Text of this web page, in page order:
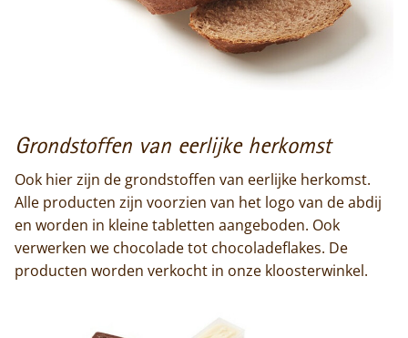
Trappisten
Monnik worden
Contact
Grondstoffen van eerlijke herkomst
Ook hier zijn de grondstoffen van eerlijke herkomst.
Alle producten zijn voorzien van het logo van de abdij
en worden in kleine tabletten aangeboden. Ook
verwerken we chocolade tot chocoladeflakes. De
producten worden verkocht in onze kloosterwinkel.